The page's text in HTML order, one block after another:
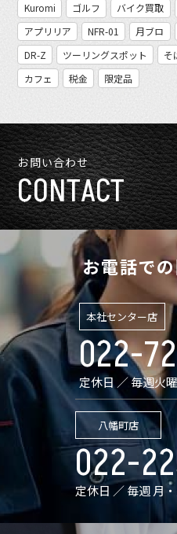
Kuromi
ゴルフ バイク買取
アプリリア
NFR-01 月ブロ
DR-Z
ツーリングスポット そ
カフェ
税金 限定品
お問い合わせ
CONTACT
お電話で
本社センター店
022-
定休日 ／ 毎週火
八幡町店
022-
定休日 ／ 毎週 月